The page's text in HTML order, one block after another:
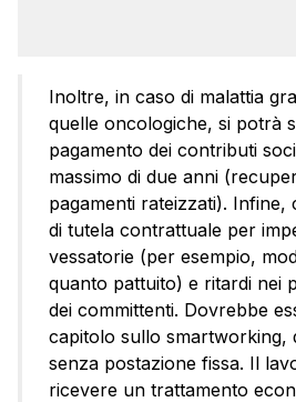
Inoltre, in caso di malattia
quelle oncologiche, si potrà
pagamento dei contributi
massimo di due anni
pagamenti rateizzati).
di tutela contrattuale per
vessatorie (per esempio,
quanto pattuito) e ritardi nei
dei committenti. Dovrebbe
capitolo sullo smartworking,
senza postazione fissa. Il
ricevere un trattamento